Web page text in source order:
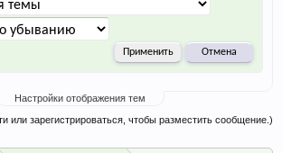
Настройки отображения тем
или зарегистрироваться, чтобы разместить сообщение.)